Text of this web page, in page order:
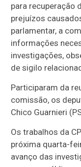
para recuperação
prejuízos
parlamentar, a
informações
investigações,
de sigilo
Participaram da
comissão, os
Chico Guarnieri
Os trabalhos da
próxima quarta-
avanço das